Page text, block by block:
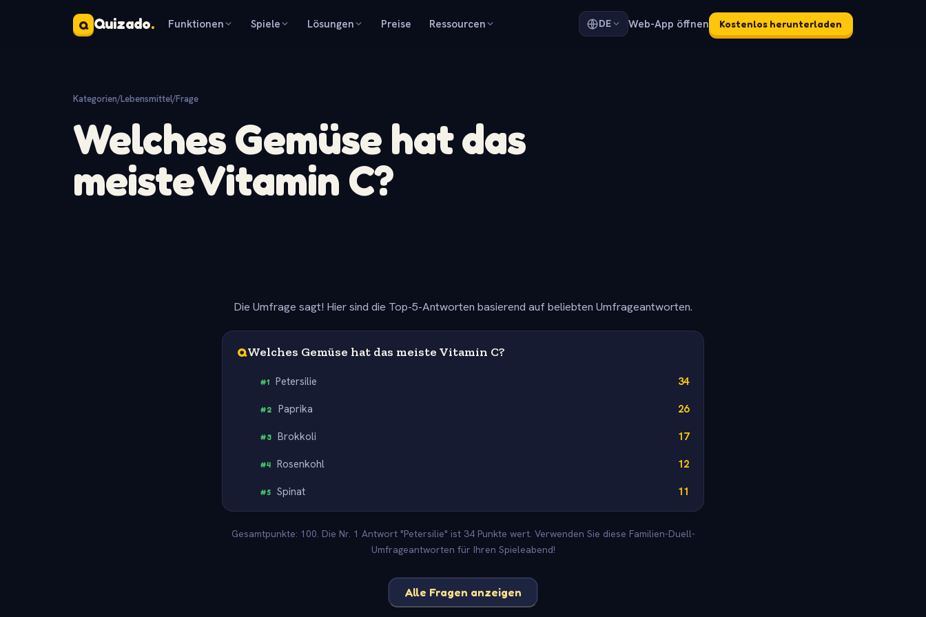
Q Quizado. Funktionen Spiele Lösungen Preise Ressourcen DE Web-App öffnen Kostenlos herunterladen
Kategorien/Lebensmittel/Frage
Welches Gemüse hat das
meiste Vitamin C?
Die Umfrage sagt! Hier sind die Top-5-Antworten basierend auf beliebten Umfrageantworten.
QWelches Gemüse hat das meiste Vitamin C?
#1 Petersilie 34
#2 Paprika 26
#3 Brokkoli 17
#4 Rosenkohl 12
#5 Spinat 11
Gesamtpunkte: 100. Die Nr. 1 Antwort "Petersilie" ist 34 Punkte wert. Verwenden Sie diese Familien-Duell-
Umfrageantworten für Ihren Spieleabend!
Alle Fragen anzeigen